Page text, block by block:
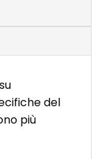
del
più